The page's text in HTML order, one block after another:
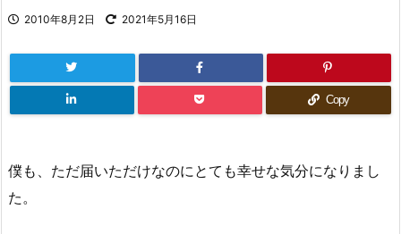
2010年8月2日 2021年5月16日
Copy
僕も、ただ届いただけなのにとても幸せな気分になりまし
た。